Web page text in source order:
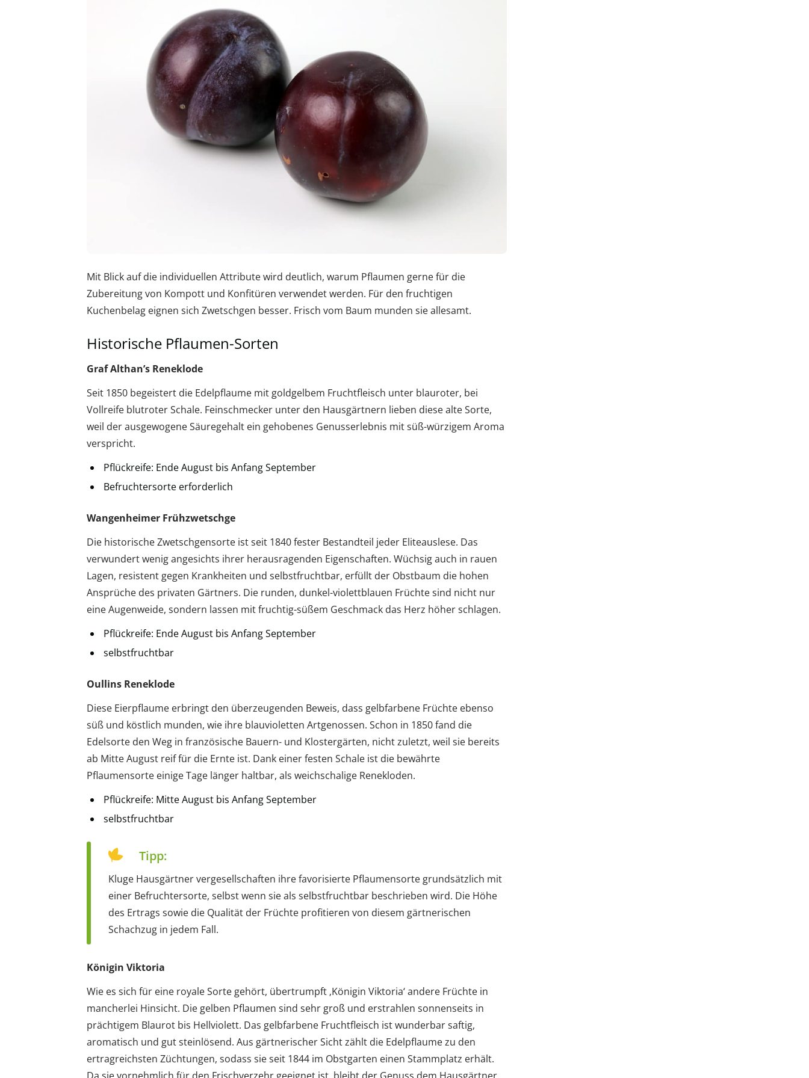
Mit Blick auf die individuellen Attribute wird deutlich, warum Pflaumen gerne für die
Zubereitung von Kompott und Konfitüren verwendet werden. Für den fruchtigen
Kuchenbelag eignen sich Zwetschgen besser. Frisch vom Baum munden sie allesamt.
Historische Pflaumen-Sorten
Graf Althan’s Reneklode
Seit 1850 begeistert die Edelpflaume mit goldgelbem Fruchtfleisch unter blauroter, bei
Vollreife blutroter Schale. Feinschmecker unter den Hausgärtnern lieben diese alte Sorte,
weil der ausgewogene Säuregehalt ein gehobenes Genusserlebnis mit süß-würzigem Aroma
verspricht.
Pflückreife: Ende August bis Anfang September
Befruchtersorte erforderlich
Wangenheimer Frühzwetschge
Die historische Zwetschgensorte ist seit 1840 fester Bestandteil jeder Eliteauslese. Das
verwundert wenig angesichts ihrer herausragenden Eigenschaften. Wüchsig auch in rauen
Lagen, resistent gegen Krankheiten und selbstfruchtbar, erfüllt der Obstbaum die hohen
Ansprüche des privaten Gärtners. Die runden, dunkel-violettblauen Früchte sind nicht nur
eine Augenweide, sondern lassen mit fruchtig-süßem Geschmack das Herz höher schlagen.
Pflückreife: Ende August bis Anfang September
selbstfruchtbar
Oullins Reneklode
Diese Eierpflaume erbringt den überzeugenden Beweis, dass gelbfarbene Früchte ebenso
süß und köstlich munden, wie ihre blauvioletten Artgenossen. Schon in 1850 fand die
Edelsorte den Weg in französische Bauern- und Klostergärten, nicht zuletzt, weil sie bereits
ab Mitte August reif für die Ernte ist. Dank einer festen Schale ist die bewährte
Pflaumensorte einige Tage länger haltbar, als weichschalige Renekloden.
Pflückreife: Mitte August bis Anfang September
selbstfruchtbar
Tipp:
Kluge Hausgärtner vergesellschaften ihre favorisierte Pflaumensorte grundsätzlich mit
einer Befruchtersorte, selbst wenn sie als selbstfruchtbar beschrieben wird. Die Höhe
des Ertrags sowie die Qualität der Früchte profitieren von diesem gärtnerischen
Schachzug in jedem Fall.
Königin Viktoria
Wie es sich für eine royale Sorte gehört, übertrumpft ‚Königin Viktoria‘ andere Früchte in
mancherlei Hinsicht. Die gelben Pflaumen sind sehr groß und erstrahlen sonnenseits in
prächtigem Blaurot bis Hellviolett. Das gelbfarbene Fruchtfleisch ist wunderbar saftig,
aromatisch und gut steinlösend. Aus gärtnerischer Sicht zählt die Edelpflaume zu den
ertragreichsten Züchtungen, sodass sie seit 1844 im Obstgarten einen Stammplatz erhält.